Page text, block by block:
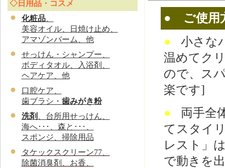
◇日用品・コスメ
化粧品、
美容オイル、日焼け止め、
アマゾンバーム、他
せっけん・シャンプー、
ボディタオル、入浴剤、
ヘアケア、他
口腔ケア、
歯ブラシ・ 歯みがき粉
洗剤
、台所用せっけん、
海へ･･･、森と･･･、
スポンジ、掃除用品
タケックスクリーン77、
除菌消臭剤、お香、
● ご使用
●
小さな
温めてク
ので、ス
楽です]
●
両手全
てスタイ
レスト」
で動きを